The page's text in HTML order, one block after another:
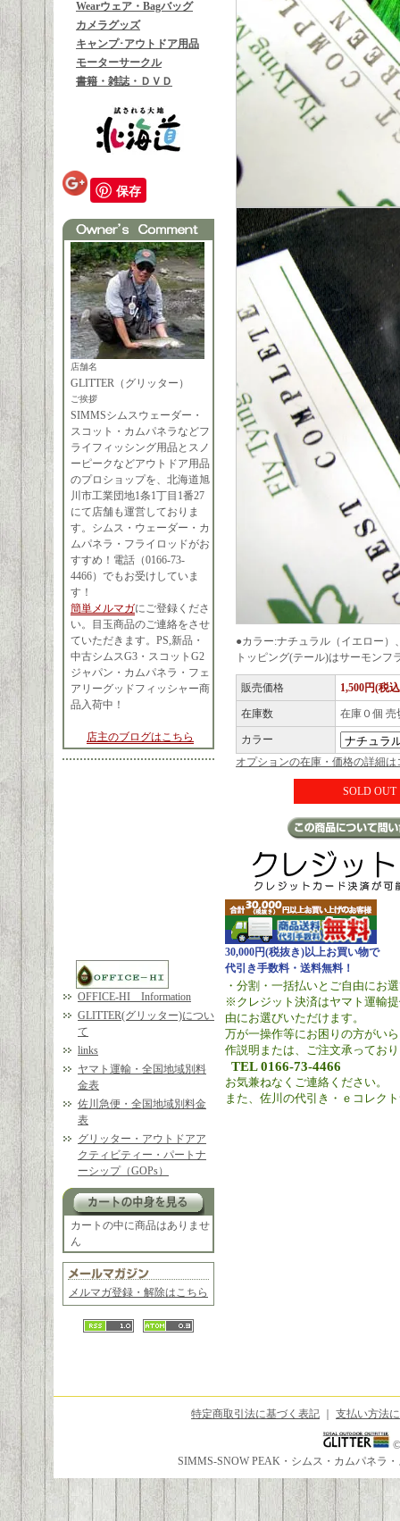
Wearウェア・Bagバッグ
カメラグッズ
キャンプ･アウトドア用品
モーターサークル
書籍・雑誌・ＤＶＤ
保存
店舗名
GLITTER（グリッター）
ご挨拶
SIMMSシムスウェーダー・
スコット・カムパネラなどフ
ライフィッシング用品とスノ
ーピークなどアウトドア用品
のプロショップを、北海道旭
川市工業団地1条1丁目1番27
にて店舗も運営しておりま
す。シムス・ウェーダー・カ
ムパネラ・フライロッドがお
すすめ！電話（0166-73-
4466）でもお受けしていま
す！
簡単メルマガにご登録くださ
い。目玉商品のご連絡をさせ
ていただきます。PS,新品・
中古シムスG3・スコットG2
ジャパン・カムパネラ・フェ
アリーグッドフィッシャー商
品入荷中！
店主のブログはこちら
OFFICE-HI Information
GLITTER(グリッター)につい
て
links
ヤマト運輸・全国地域別料
金表
佐川急便・全国地域別料金
表
グリッター・アウトドアア
クティビティー・パートナ
ーシップ（GOPs）
カートの中に商品はありませ
ん
メルマガ登録・解除はこちら
●カラー:ナチュラル（イエロー）
トッピング(テール)はサーモン
販売価格 1,500円(税
在庫数 在庫０個 売
カラー
オプションの在庫・価格の詳細は
SOLD OUT
30,000円(税抜き)以上お買い物で
代引き手数料・送料無料！
・分割・一括払いとご自由にお
※クレジット決済はヤマト運輸
由にお選びいただけます。
万が一操作等にお困りの方がい
作説明または、ご注文承ってお
TEL 0166-73-4466
お気兼ねなくご連絡ください。
また、佐川の代引き・ｅコレク
特定商取引法に基づく表記 支払い方法
SIMMS-SNOW PEAK・シムス・カムパネラ